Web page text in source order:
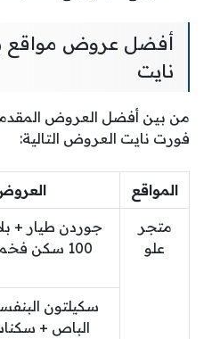
أفضل عروض مواقع
نايت
من بين أفضل العروض
فورت نايت العروض التالية:
المواقع
متجر
علو
جوردن طيار +
100 سكن فخمة وقوية
سكيلتون
الباص +